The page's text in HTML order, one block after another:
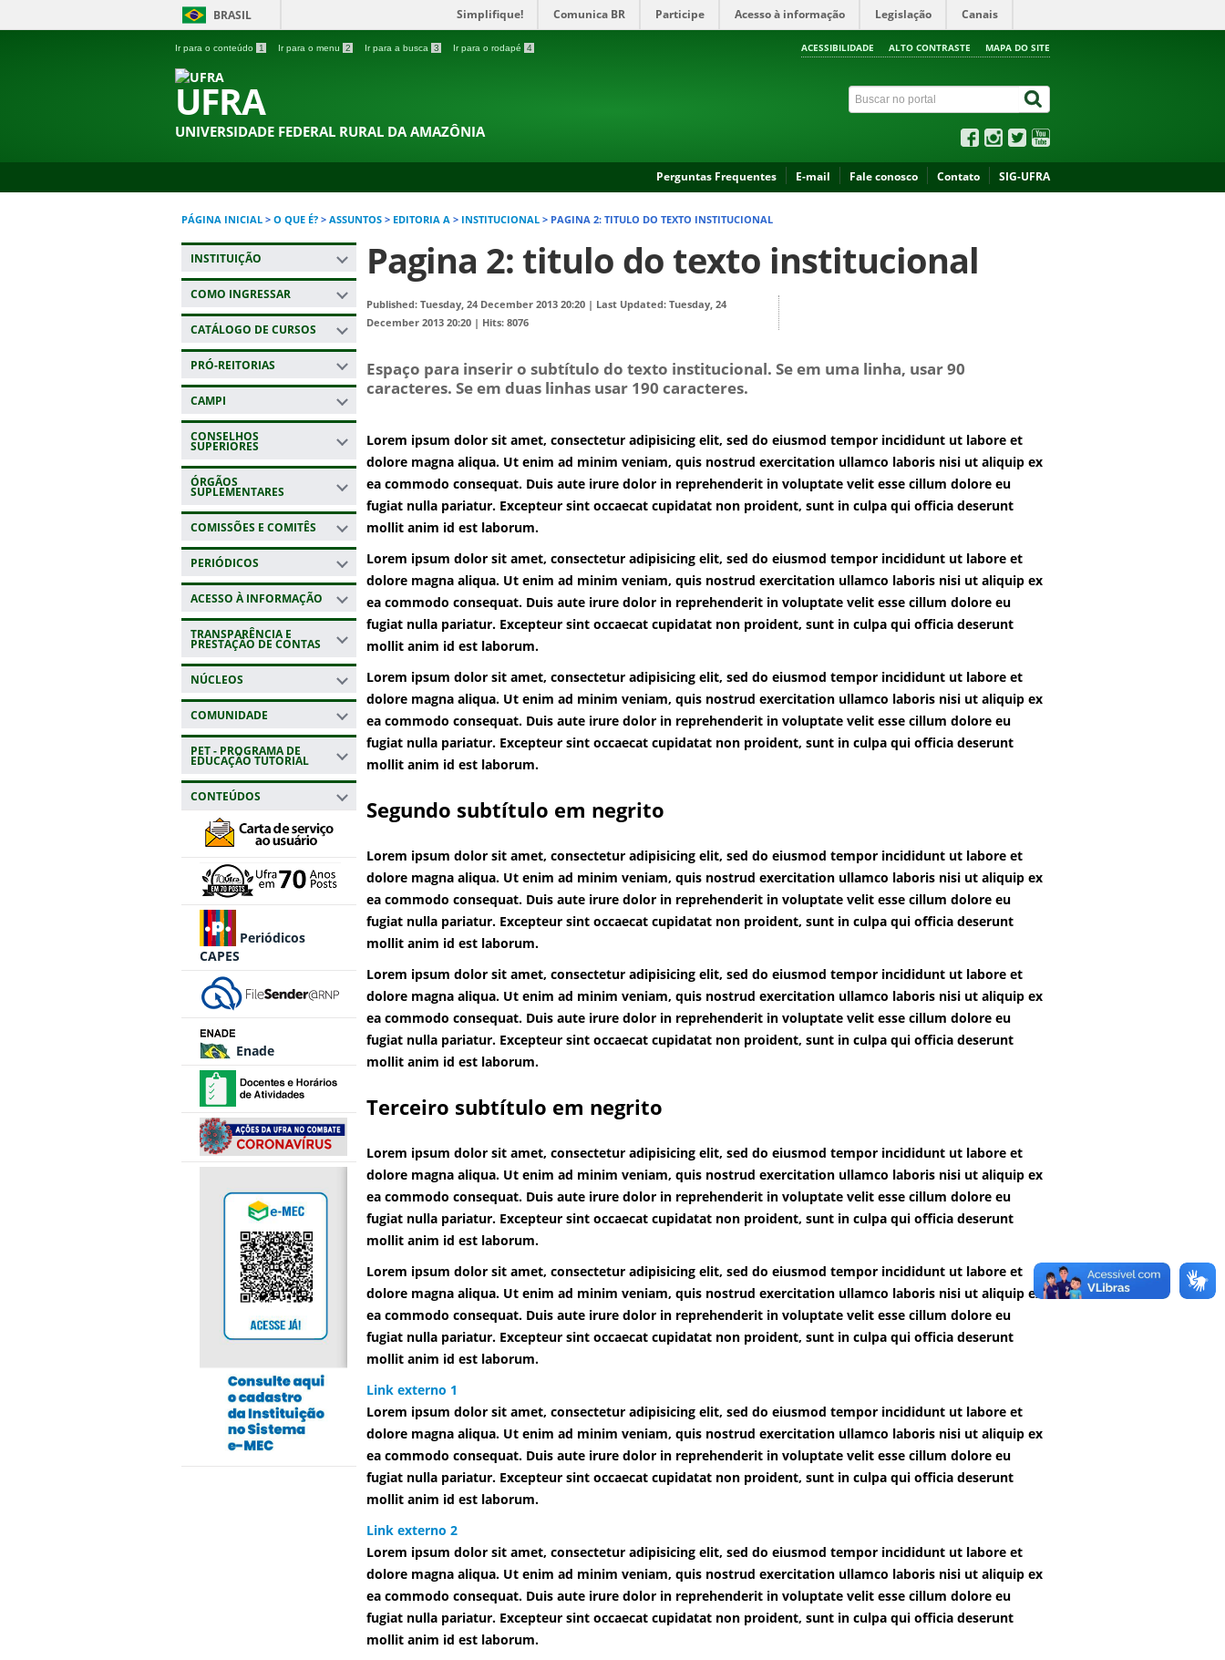
BRASIL Simplifique! Comunica BR Participe Acesso à informação Legislação Canais
Ir para o conteúdo 1 Ir para o menu 2 Ir para a busca 3 Ir para o rodapé 4 ACESSIBILIDADE ALTO CONTRASTE MAPA DO SITE
UFRA
UNIVERSIDADE FEDERAL RURAL DA AMAZÔNIA
Perguntas Frequentes E-mail Fale conosco Contato SIG-UFRA
PÁGINA INICIAL > O QUE É? > ASSUNTOS > EDITORIA A > INSTITUCIONAL > PAGINA 2: TITULO DO TEXTO INSTITUCIONAL
INSTITUIÇÃO
COMO INGRESSAR
CATÁLOGO DE CURSOS
PRÓ-REITORIAS
CAMPI
CONSELHOS
SUPERIORES
ÓRGÃOS
SUPLEMENTARES
COMISSÕES E COMITÊS
PERIÓDICOS
ACESSO À INFORMAÇÃO
TRANSPARÊNCIA E
PRESTAÇÃO DE CONTAS
NÚCLEOS
COMUNIDADE
PET - PROGRAMA DE
EDUCAÇÃO TUTORIAL
CONTEÚDOS
Periódicos
CAPES
Enade
Pagina 2: titulo do texto institucional
Published: Tuesday, 24 December 2013 20:20 | Last Updated: Tuesday, 24
December 2013 20:20 | Hits: 8076
Espaço para inserir o subtítulo do texto institucional. Se em uma linha, usar 90
caracteres. Se em duas linhas usar 190 caracteres.
Lorem ipsum dolor sit amet, consectetur adipisicing elit, sed do eiusmod tempor incididunt ut labore et
dolore magna aliqua. Ut enim ad minim veniam, quis nostrud exercitation ullamco laboris nisi ut aliquip ex
ea commodo consequat. Duis aute irure dolor in reprehenderit in voluptate velit esse cillum dolore eu
fugiat nulla pariatur. Excepteur sint occaecat cupidatat non proident, sunt in culpa qui officia deserunt
mollit anim id est laborum.
Lorem ipsum dolor sit amet, consectetur adipisicing elit, sed do eiusmod tempor incididunt ut labore et
dolore magna aliqua. Ut enim ad minim veniam, quis nostrud exercitation ullamco laboris nisi ut aliquip ex
ea commodo consequat. Duis aute irure dolor in reprehenderit in voluptate velit esse cillum dolore eu
fugiat nulla pariatur. Excepteur sint occaecat cupidatat non proident, sunt in culpa qui officia deserunt
mollit anim id est laborum.
Lorem ipsum dolor sit amet, consectetur adipisicing elit, sed do eiusmod tempor incididunt ut labore et
dolore magna aliqua. Ut enim ad minim veniam, quis nostrud exercitation ullamco laboris nisi ut aliquip ex
ea commodo consequat. Duis aute irure dolor in reprehenderit in voluptate velit esse cillum dolore eu
fugiat nulla pariatur. Excepteur sint occaecat cupidatat non proident, sunt in culpa qui officia deserunt
mollit anim id est laborum.
Segundo subtítulo em negrito
Lorem ipsum dolor sit amet, consectetur adipisicing elit, sed do eiusmod tempor incididunt ut labore et
dolore magna aliqua. Ut enim ad minim veniam, quis nostrud exercitation ullamco laboris nisi ut aliquip ex
ea commodo consequat. Duis aute irure dolor in reprehenderit in voluptate velit esse cillum dolore eu
fugiat nulla pariatur. Excepteur sint occaecat cupidatat non proident, sunt in culpa qui officia deserunt
mollit anim id est laborum.
Lorem ipsum dolor sit amet, consectetur adipisicing elit, sed do eiusmod tempor incididunt ut labore et
dolore magna aliqua. Ut enim ad minim veniam, quis nostrud exercitation ullamco laboris nisi ut aliquip ex
ea commodo consequat. Duis aute irure dolor in reprehenderit in voluptate velit esse cillum dolore eu
fugiat nulla pariatur. Excepteur sint occaecat cupidatat non proident, sunt in culpa qui officia deserunt
mollit anim id est laborum.
Terceiro subtítulo em negrito
Lorem ipsum dolor sit amet, consectetur adipisicing elit, sed do eiusmod tempor incididunt ut labore et
dolore magna aliqua. Ut enim ad minim veniam, quis nostrud exercitation ullamco laboris nisi ut aliquip ex
ea commodo consequat. Duis aute irure dolor in reprehenderit in voluptate velit esse cillum dolore eu
fugiat nulla pariatur. Excepteur sint occaecat cupidatat non proident, sunt in culpa qui officia deserunt
mollit anim id est laborum.
Lorem ipsum dolor sit amet, consectetur adipisicing elit, sed do eiusmod tempor incididunt ut labore et
dolore magna aliqua. Ut enim ad minim veniam, quis nostrud exercitation ullamco laboris nisi ut aliquip ex
ea commodo consequat. Duis aute irure dolor in reprehenderit in voluptate velit esse cillum dolore eu
fugiat nulla pariatur. Excepteur sint occaecat cupidatat non proident, sunt in culpa qui officia deserunt
mollit anim id est laborum.
Link externo 1
Lorem ipsum dolor sit amet, consectetur adipisicing elit, sed do eiusmod tempor incididunt ut labore et
dolore magna aliqua. Ut enim ad minim veniam, quis nostrud exercitation ullamco laboris nisi ut aliquip ex
ea commodo consequat. Duis aute irure dolor in reprehenderit in voluptate velit esse cillum dolore eu
fugiat nulla pariatur. Excepteur sint occaecat cupidatat non proident, sunt in culpa qui officia deserunt
mollit anim id est laborum.
Link externo 2
Lorem ipsum dolor sit amet, consectetur adipisicing elit, sed do eiusmod tempor incididunt ut labore et
dolore magna aliqua. Ut enim ad minim veniam, quis nostrud exercitation ullamco laboris nisi ut aliquip ex
ea commodo consequat. Duis aute irure dolor in reprehenderit in voluptate velit esse cillum dolore eu
fugiat nulla pariatur. Excepteur sint occaecat cupidatat non proident, sunt in culpa qui officia deserunt
mollit anim id est laborum.